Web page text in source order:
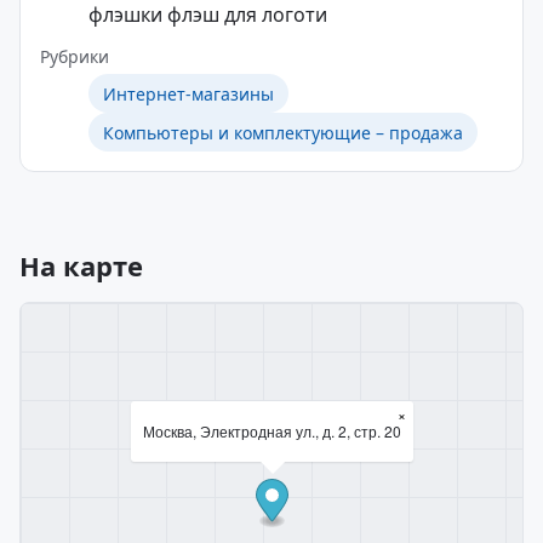
флэшки флэш для логоти
Рубрики
Интернет-магазины
Компьютеры и комплектующие – продажа
На карте
Москва, Электродная ул., д. 2, стр. 20
×